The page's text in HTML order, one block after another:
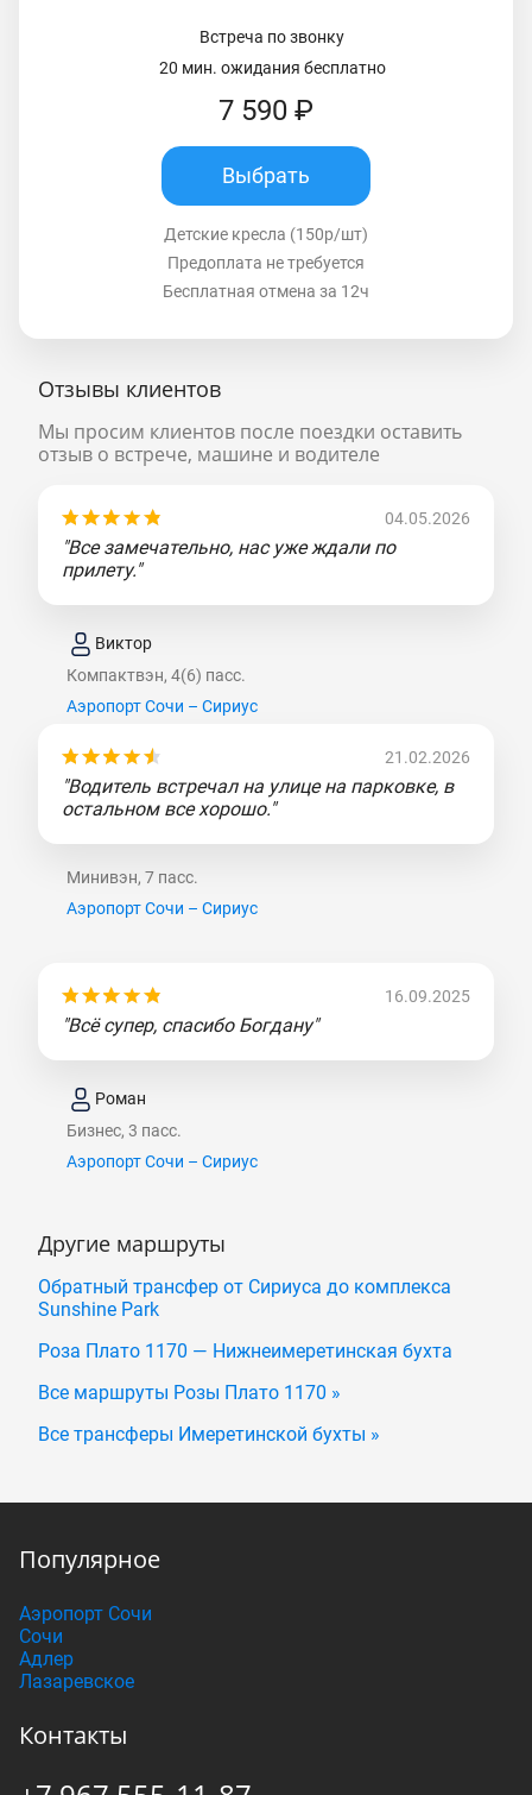
Встреча по звонку
20 мин. ожидания бесплатно
7 590 ₽
Выбрать
Детские кресла (150р/шт)
Предоплата не требуется
Бесплатная отмена за 12ч
Отзывы клиентов
Мы просим клиентов после поездки оставить
отзыв о встрече, машине и водителе
04.05.2026
"Все замечательно, нас уже ждали по
прилету."
Виктор
Компактвэн, 4(6) пасс.
Аэропорт Сочи – Сириус
21.02.2026
"Водитель встречал на улице на парковке, в
остальном все хорошо."
Минивэн, 7 пасс.
Аэропорт Сочи – Сириус
16.09.2025
"Всё супер, спасибо Богдану"
Роман
Бизнес, 3 пасс.
Аэропорт Сочи – Сириус
Другие маршруты
Обратный трансфер от Сириуса до комплекса
Sunshine Park
Роза Плато 1170 — Нижнеимеретинская бухта
Все маршруты Розы Плато 1170 »
Все трансферы Имеретинской бухты »
Популярное
Аэропорт Сочи
Сочи
Адлер
Лазаревское
Контакты